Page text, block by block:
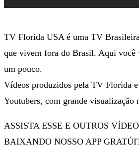
TV Florida USA é uma TV
que vivem fora do Brasil. Aqui você
um pouco.
Vídeos produzidos pela TV Florida
Youtubers, com grande visualização
ASSISTA ESSE E OUTROS
BAIXANDO NOSSO APP